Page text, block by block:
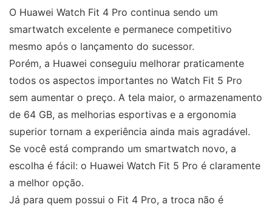
O Huawei Watch Fit 4 Pro continua sendo um
smartwatch excelente e permanece competitivo
mesmo após o lançamento do sucessor.
Porém, a Huawei conseguiu melhorar praticamente
todos os aspectos importantes no Watch Fit 5 Pro
sem aumentar o preço. A tela maior, o armazenamento
de 64 GB, as melhorias esportivas e a ergonomia
superior tornam a experiência ainda mais agradável.
Se você está comprando um smartwatch novo, a
escolha é fácil: o Huawei Watch Fit 5 Pro é claramente
a melhor opção.
Já para quem possui o Fit 4 Pro, a troca não é